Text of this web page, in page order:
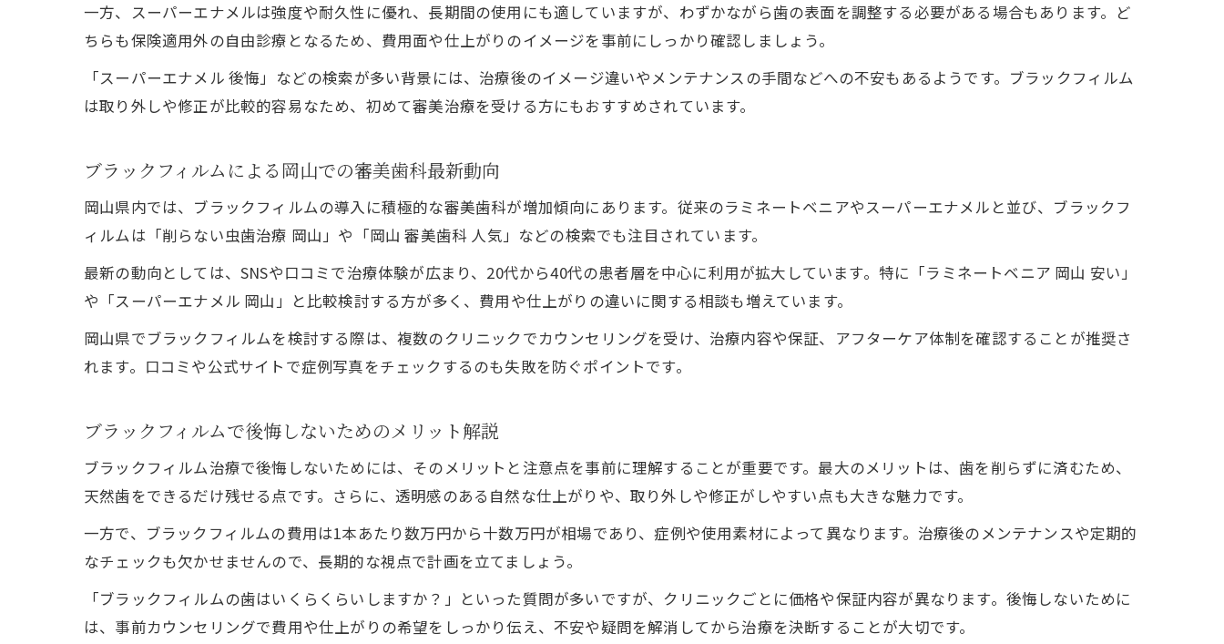
ブラックフィルム選びで失敗しないためのポイント
ブラックフィルム選びで後悔しないチェックリスト
ブラックフィルム施術前のカウンセリング重要性
口コミや人気で選ぶブラックフィルム医院の見極め方
ブラックフィルムで失敗しないための注意事項
一方、スーパーエナメルは強度や耐久性に優れ、長期間の使用にも適していますが、わずかながら歯の表面を調整する必要がある場合もあります。ど
ちらも保険適用外の自由診療となるため、費用面や仕上がりのイメージを事前にしっかり確認しましょう。
「スーパーエナメル 後悔」などの検索が多い背景には、治療後のイメージ違いやメンテナンスの手間などへの不安もあるようです。ブラックフィルム
は取り外しや修正が比較的容易なため、初めて審美治療を受ける方にもおすすめされています。
ブラックフィルムによる岡山での審美歯科最新動向
岡山県内では、ブラックフィルムの導入に積極的な審美歯科が増加傾向にあります。従来のラミネートベニアやスーパーエナメルと並び、ブラックフ
ィルムは「削らない虫歯治療 岡山」や「岡山 審美歯科 人気」などの検索でも注目されています。
最新の動向としては、SNSや口コミで治療体験が広まり、20代から40代の患者層を中心に利用が拡大しています。特に「ラミネートベニア 岡山 安い」
や「スーパーエナメル 岡山」と比較検討する方が多く、費用や仕上がりの違いに関する相談も増えています。
岡山県でブラックフィルムを検討する際は、複数のクリニックでカウンセリングを受け、治療内容や保証、アフターケア体制を確認することが推奨さ
れます。口コミや公式サイトで症例写真をチェックするのも失敗を防ぐポイントです。
ブラックフィルムで後悔しないためのメリット解説
ブラックフィルム治療で後悔しないためには、そのメリットと注意点を事前に理解することが重要です。最大のメリットは、歯を削らずに済むため、
天然歯をできるだけ残せる点です。さらに、透明感のある自然な仕上がりや、取り外しや修正がしやすい点も大きな魅力です。
一方で、ブラックフィルムの費用は1本あたり数万円から十数万円が相場であり、症例や使用素材によって異なります。治療後のメンテナンスや定期的
なチェックも欠かせませんので、長期的な視点で計画を立てましょう。
「ブラックフィルムの歯はいくらくらいしますか？」といった質問が多いですが、クリニックごとに価格や保証内容が異なります。後悔しないために
は、事前カウンセリングで費用や仕上がりの希望をしっかり伝え、不安や疑問を解消してから治療を決断することが大切です。